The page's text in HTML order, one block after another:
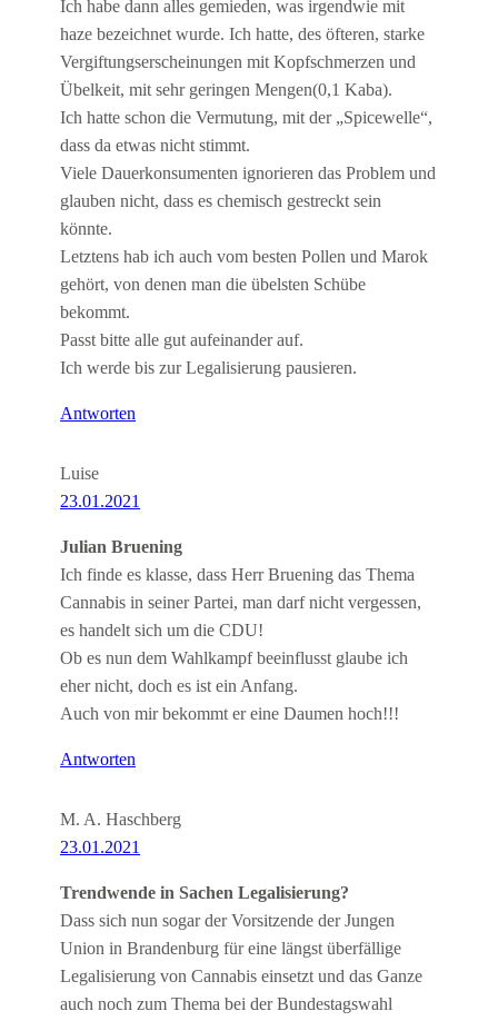
Ich habe dann alles gemieden, was irgendwie mit
haze bezeichnet wurde. Ich hatte, des öfteren, starke
Vergiftungserscheinungen mit Kopfschmerzen und
Übelkeit, mit sehr geringen Mengen(0,1 Kaba).
Ich hatte schon die Vermutung, mit der „Spicewelle“,
dass da etwas nicht stimmt.
Viele Dauerkonsumenten ignorieren das Problem und
glauben nicht, dass es chemisch gestreckt sein
könnte.
Letztens hab ich auch vom besten Pollen und Marok
gehört, von denen man die übelsten Schübe
bekommt.
Passt bitte alle gut aufeinander auf.
Ich werde bis zur Legalisierung pausieren.
Antworten
Luise
23.01.2021
Julian Bruening
Ich finde es klasse, dass Herr Bruening das Thema
Cannabis in seiner Partei, man darf nicht vergessen,
es handelt sich um die CDU!
Ob es nun dem Wahlkampf beeinflusst glaube ich
eher nicht, doch es ist ein Anfang.
Auch von mir bekommt er eine Daumen hoch!!!
Antworten
M. A. Haschberg
23.01.2021
Trendwende in Sachen Legalisierung?
Dass sich nun sogar der Vorsitzende der Jungen
Union in Brandenburg für eine längst überfällige
Legalisierung von Cannabis einsetzt und das Ganze
auch noch zum Thema bei der Bundestagswahl